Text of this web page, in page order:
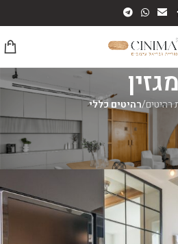
מגזין
רהיטים/רהיטים כללי
רהיטים כללי
כספת ביתית?
On יולי 13, 2026